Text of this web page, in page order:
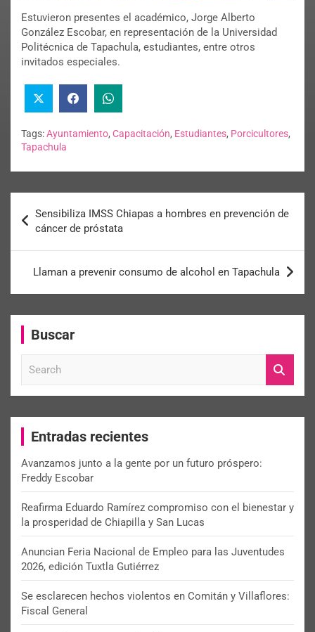
Estuvieron presentes el académico, Jorge Alberto
González Escobar, en representación de la Universidad
Politécnica de Tapachula, estudiantes, entre otros
invitados especiales.
Tags:Ayuntamiento, Capacitación, Estudiantes, Porcicultores,
Tapachula
Sensibiliza IMSS Chiapas a hombres en prevención de
cáncer de próstata
Llaman a prevenir consumo de alcohol en Tapachula
Buscar
c
Entradas recientes
Avanzamos junto a la gente por un futuro próspero:
Freddy Escobar
Reafirma Eduardo Ramírez compromiso con el bienestar y
la prosperidad de Chiapilla y San Lucas
Anuncian Feria Nacional de Empleo para las Juventudes
2026, edición Tuxtla Gutiérrez
Se esclarecen hechos violentos en Comitán y Villaflores:
Fiscal General